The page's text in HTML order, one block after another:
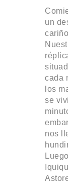
un
cada
los
se
nos